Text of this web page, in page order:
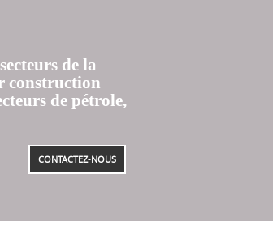
de la
construction
de pétrole,